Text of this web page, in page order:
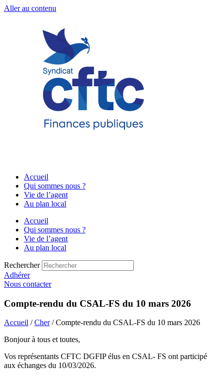
Aller au contenu
Accueil
Qui sommes nous ?
Vie de l’agent
Au plan local
Accueil
Qui sommes nous ?
Vie de l’agent
Au plan local
Rechercher
Adhérer
Nous contacter
Compte-rendu du CSAL-FS du 10 mars 2026
Accueil /Cher/ Compte-rendu du CSAL-FS du 10 mars 2026
Bonjour à tous et toutes,
Vos représentants CFTC DGFIP élus en CSAL- FS ont participé
aux échanges du 10/03/2026.